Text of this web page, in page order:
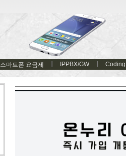
스마트폰 요금제 IPPBX/GW Coding